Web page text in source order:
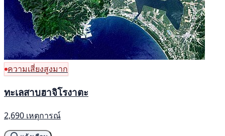
ความเสี่ยงสูงมาก
ทะเลสาบฮาจิโรงาตะ
2,690 เหตุการณ์